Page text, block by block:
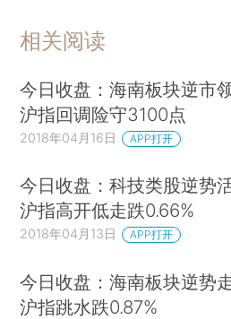
相关阅读
今日收盘：海南板块逆市
沪指回调险守3100点
2018年04月16日 APP打开
今日收盘：科技类股逆势
沪指高开低走跌0.66%
2018年04月13日 APP打开
今日收盘：海南板块逆势
沪指跳水跌0.87%